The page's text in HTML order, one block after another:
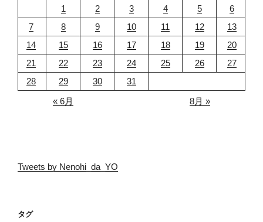
1
2 3 4 5
6
7
8 9 10 11 12
13
14
15 16 17 18 19
20
21
22 23 24 25 26
27
28
29 30
31
« 6月
8月 »
Tweets by Nenohi_da_YO
タグ